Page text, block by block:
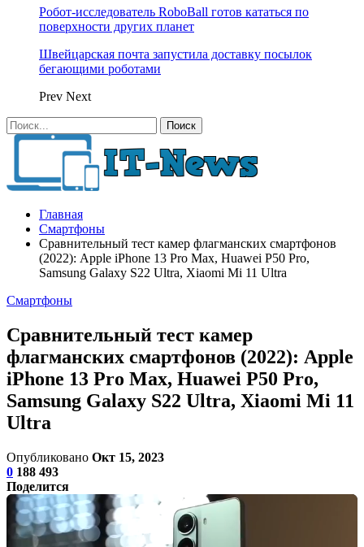
Робот-исследователь RoboBall готов кататься по
поверхности других планет
Швейцарская почта запустила доставку посылок
бегающими роботами
Prev Next
Главная
Смартфоны
Сравнительный тест камер флагманских смартфонов
(2022): Apple iPhone 13 Pro Max, Huawei P50 Pro,
Samsung Galaxy S22 Ultra, Xiaomi Mi 11 Ultra
Смартфоны
Сравнительный тест камер
флагманских смартфонов (2022): Apple
iPhone 13 Pro Max, Huawei P50 Pro,
Samsung Galaxy S22 Ultra, Xiaomi Mi 11
Ultra
Опубликовано Окт 15, 2023
0 188 493
Поделится